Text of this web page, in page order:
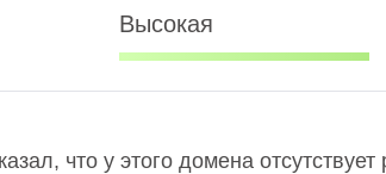
Высокая
что у этого домена